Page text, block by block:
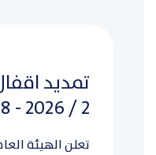
تمديد
2 / 2026 - 2028
تعلن الهيئة